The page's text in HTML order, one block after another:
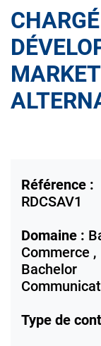
Référence :
RDCSAV1
Domaine :
Commerce ,
Bachelor
Type de